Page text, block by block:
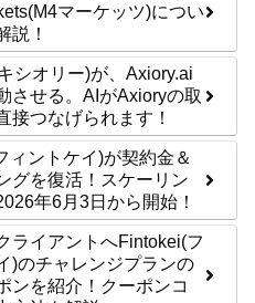
マーケッツ)につい
説！
シオリー)が、Axiory.ai
させる。AIがAxioryの取
接つなげられます！
ィントケイ)が契約金＆
グを復活！スケーリン
年6月3日から開始！
ライアントへFintokei(フ
)のチャレンジプランの
ンを紹介！クーポンコ